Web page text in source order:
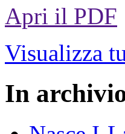
Apri il PDF
Visualizza
In